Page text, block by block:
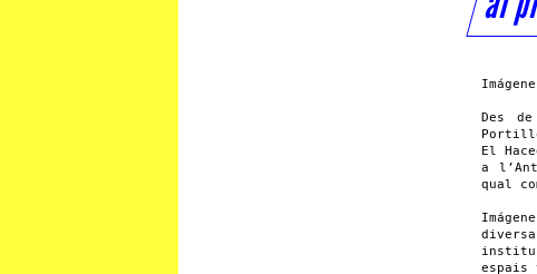
Des
El
a
qual
espais